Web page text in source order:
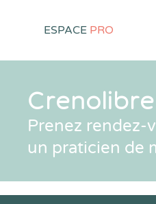
ESPACE PRO
Crenolibre
Prenez rendez-
un praticien de